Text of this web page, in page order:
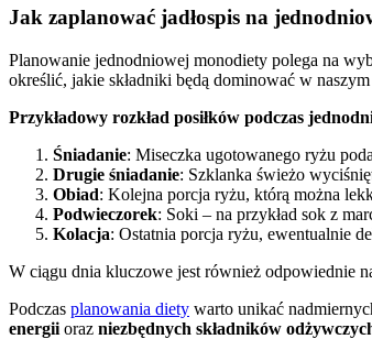
Jak zaplanować jadłospis na
Planowanie jednodniowej monodiety polega na
określić, jakie składniki będą dominować w naszym
Przykładowy rozkład posiłków podczas
Śniadanie: Miseczka ugotowanego ryżu
Drugie śniadanie: Szklanka świeżo
Obiad: Kolejna porcja ryżu, którą można
Podwieczorek: Soki – na przykład sok z
Kolacja: Ostatnia porcja ryżu, ewentualnie
W ciągu dnia kluczowe jest również odpowiednie
Podczas planowania diety warto unikać
energii oraz niezbędnych składników